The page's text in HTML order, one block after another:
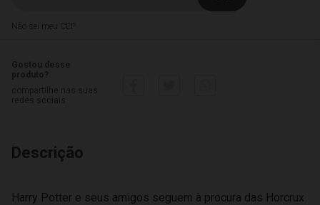
Não sei meu CEP
Descrição
Harry Potter e seus amigos seguem à procura das Horcrux